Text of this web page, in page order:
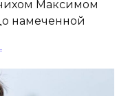
Максимом
намеченной